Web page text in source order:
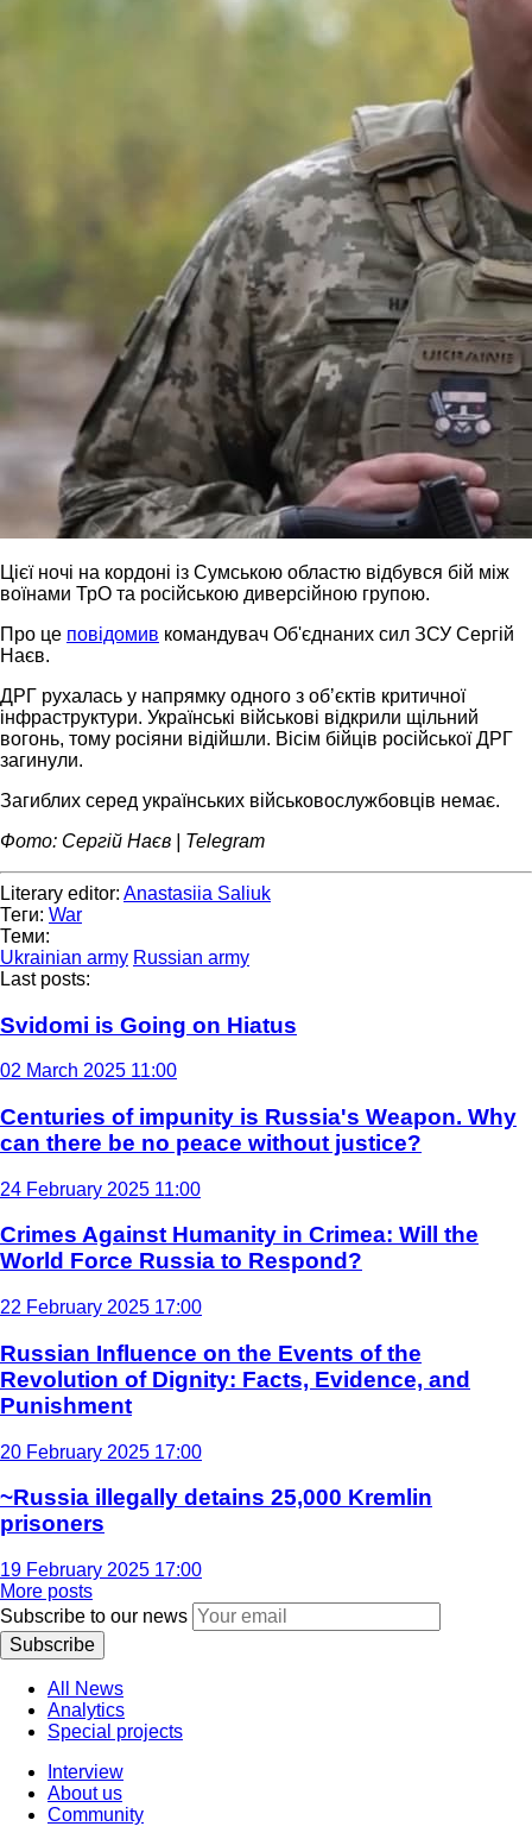
Цієї ночі на кордоні із Сумською областю відбувся бій між
воїнами ТрО та російською диверсійною групою.
Про це повідомив командувач Об'єднаних сил ЗСУ Сергій
Наєв.
ДРГ рухалась у напрямку одного з обʼєктів критичної
інфраструктури. Українські військові відкрили щільний
вогонь, тому росіяни відійшли. Вісім бійців російської ДРГ
загинули.
Загиблих серед українських військовослужбовців немає.
Фото: Сергій Наєв | Telegram
Literary editor: Anastasiia Saliuk
Теги: War
Теми:
Ukrainian army Russian army
Last posts:
Svidomi is Going on Hiatus
02 March 2025 11:00
Centuries of impunity is Russia's Weapon. Why
can there be no peace without justice?
24 February 2025 11:00
Crimes Against Humanity in Crimea: Will the
World Force Russia to Respond?
22 February 2025 17:00
Russian Influence on the Events of the
Revolution of Dignity: Facts, Evidence, and
Punishment
20 February 2025 17:00
~Russia illegally detains 25,000 Kremlin
prisoners
19 February 2025 17:00
More posts
Subscribe to our news
Subscribe
All News
Analytics
Special projects
Interview
About us
Community